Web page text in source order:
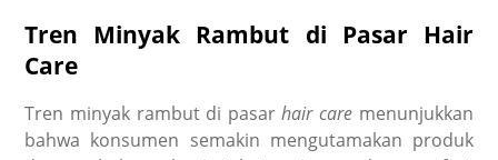
Tren Minyak Rambut di Pasar Hair
Care
Tren minyak rambut di pasarhair care menunjukkan
bahwa konsumen semakin mengutamakan produk